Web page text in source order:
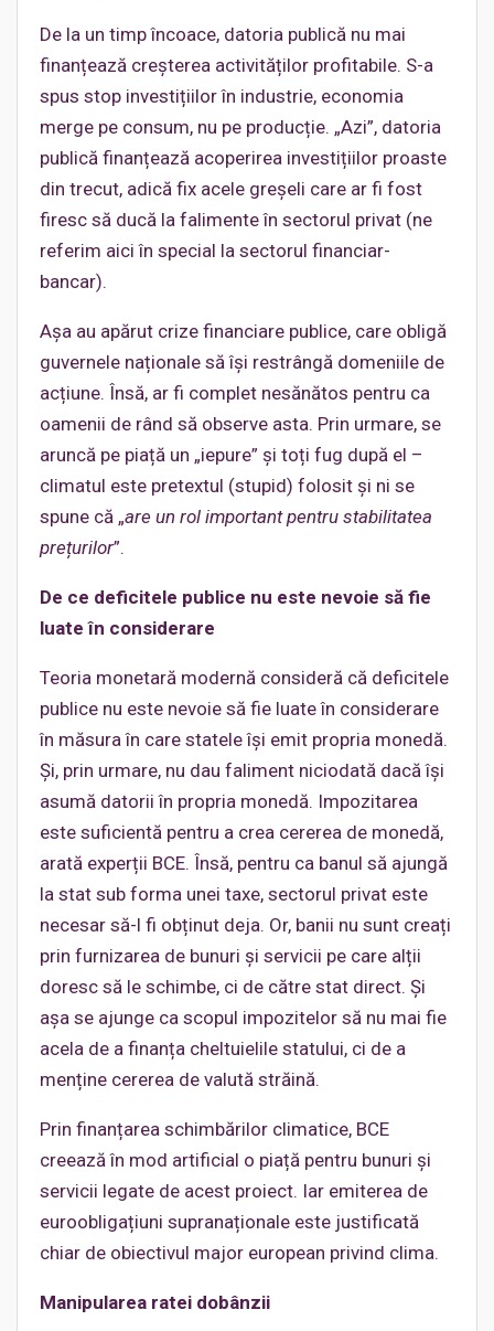
De la un timp încoace, datoria publică nu mai
finanțează creșterea activităților profitabile. S-a
spus stop investițiilor în industrie, economia
merge pe consum, nu pe producție. „Azi”, datoria
publică finanțează acoperirea investițiilor proaste
din trecut, adică fix acele greșeli care ar fi fost
firesc să ducă la falimente în sectorul privat (ne
referim aici în special la sectorul financiar-
bancar).
Așa au apărut crize financiare publice, care obligă
guvernele naționale să își restrângă domeniile de
acțiune. Însă, ar fi complet nesănătos pentru ca
oamenii de rând să observe asta. Prin urmare, se
aruncă pe piață un „iepure” și toți fug după el –
climatul este pretextul (stupid) folosit și ni se
spune că „are un rol important pentru stabilitatea
prețurilor”.
De ce deficitele publice nu este nevoie să fie
luate în considerare
Teoria monetară modernă consideră că deficitele
publice nu este nevoie să fie luate în considerare
în măsura în care statele își emit propria monedă.
Și, prin urmare, nu dau faliment niciodată dacă își
asumă datorii în propria monedă. Impozitarea
este suficientă pentru a crea cererea de monedă,
arată experții BCE. Însă, pentru ca banul să ajungă
la stat sub forma unei taxe, sectorul privat este
necesar să-l fi obținut deja. Or, banii nu sunt creați
prin furnizarea de bunuri și servicii pe care alții
doresc să le schimbe, ci de către stat direct. Și
așa se ajunge ca scopul impozitelor să nu mai fie
acela de a finanța cheltuielile statului, ci de a
menține cererea de valută străină.
Prin finanțarea schimbărilor climatice, BCE
creează în mod artificial o piață pentru bunuri și
servicii legate de acest proiect. Iar emiterea de
euroobligațiuni supranaționale este justificată
chiar de obiectivul major european privind clima.
Manipularea ratei dobânzii